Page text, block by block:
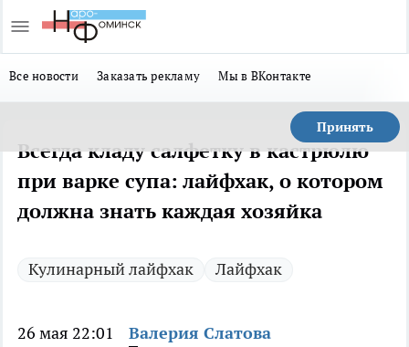
Все новости Заказать рекламу Мы в ВКонтакте
Принять
Всегда кладу салфетку в кастрюлю
при варке супа: лайфхак, о котором
должна знать каждая хозяйка
Кулинарный лайфхак Лайфхак
26 мая 22:01 Валерия Слатова